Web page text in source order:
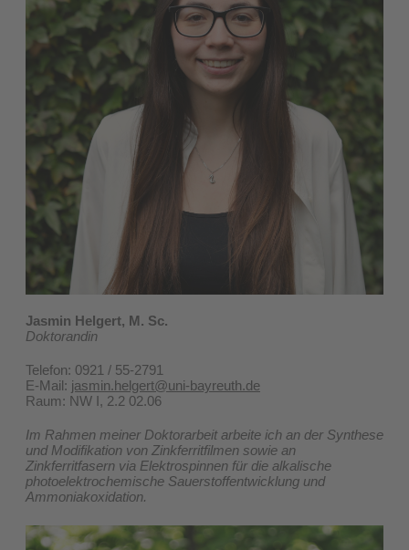
Jasmin Helgert, M. Sc.
Doktorandin
Telefon: 0921 / 55-2791
E-Mail: jasmin.helgert@uni-bayreuth.de
​Raum: NW I, 2.2 02.06
Im Rahmen meiner Doktorarbeit arbeite ich an der Synthese
und Modifikation von Zinkferritfilmen sowie an
Zinkferritfasern via Elektrospinnen für die alkalische
photoelektrochemische Sauerstoffentwicklung und
Ammoniakoxidation.